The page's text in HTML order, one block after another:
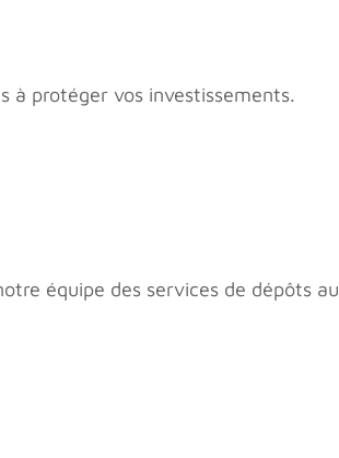
à protéger vos investissements.
équipe des services de dépôts au